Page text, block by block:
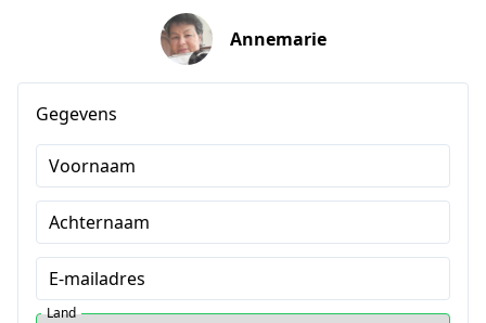
Annemarie
Gegevens
Voornaam
Achternaam
E-mailadres
Land